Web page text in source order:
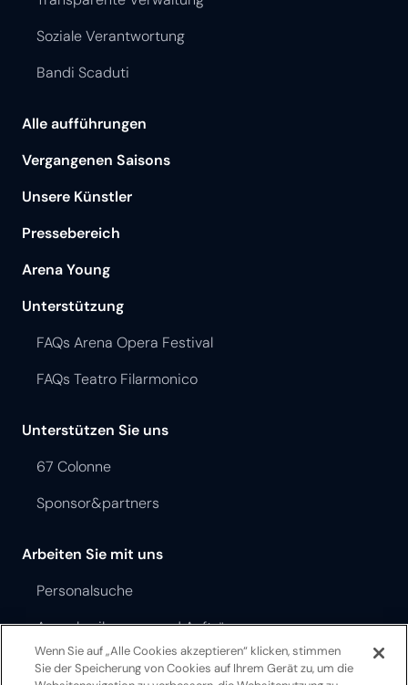
Soziale Verantwortung
Bandi Scaduti
Alle aufführungen
Vergangenen Saisons
Unsere Künstler
Pressebereich
Arena Young
Unterstützung
FAQs Arena Opera Festival
FAQs Teatro Filarmonico
Unterstützen Sie uns
67 Colonne
Sponsor&partners
Arbeiten Sie mit uns
Personalsuche
Ausschreibungen und Aufträge
Opera Festival Theater Ordnung
Wenn Sie auf „Alle Cookies akzeptieren“ klicken, stimmen
Sie der Speicherung von Cookies auf Ihrem Gerät zu, um die